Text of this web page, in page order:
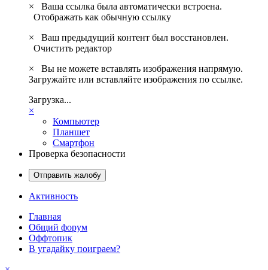
×
Ваша ссылка была автоматически встроена.
Отображать как обычную ссылку
×
Ваш предыдущий контент был восстановлен.
Очистить редактор
×
Вы не можете вставлять изображения напрямую.
Загружайте или вставляйте изображения по ссылке.
Загрузка...
×
Компьютер
Планшет
Смартфон
Проверка безопасности
Отправить жалобу
Активность
Главная
Общий форум
Оффтопик
В угадайку поиграем?